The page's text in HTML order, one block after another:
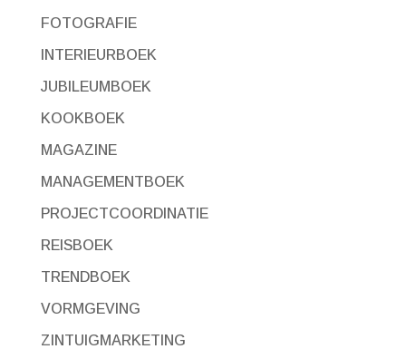
FOTOGRAFIE
INTERIEURBOEK
JUBILEUMBOEK
KOOKBOEK
MAGAZINE
MANAGEMENTBOEK
PROJECTCOORDINATIE
REISBOEK
TRENDBOEK
VORMGEVING
ZINTUIGMARKETING